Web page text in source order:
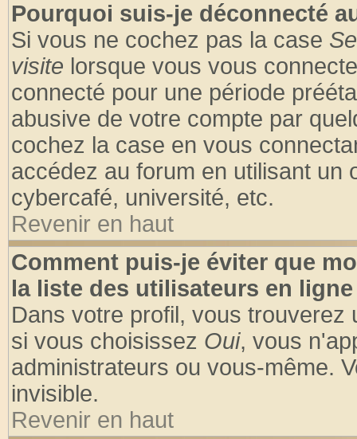
Pourquoi suis-je déconnecté
Si vous ne cochez pas la case
visite lorsque vous vous
connecté pour une période
abusive de votre compte par
cochez la case en vous
accédez au forum en utilisant un
cybercafé, université, etc.
Revenir en haut
Comment puis-je éviter que
la liste des utilisateurs en
Dans votre profil, vous trouverez
si vous choisissez Oui, vous
administrateurs ou vous-même.
invisible.
Revenir en haut